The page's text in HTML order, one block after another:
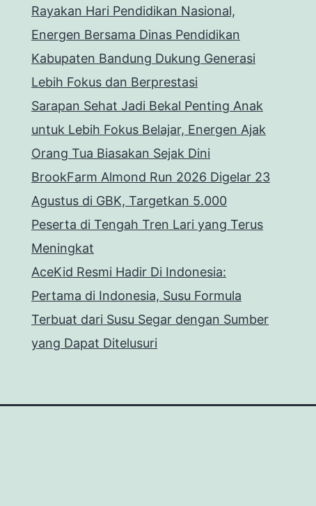
Rayakan Hari Pendidikan Nasional,
Energen Bersama Dinas Pendidikan
Kabupaten Bandung Dukung Generasi
Lebih Fokus dan Berprestasi
Sarapan Sehat Jadi Bekal Penting Anak
untuk Lebih Fokus Belajar, Energen Ajak
Orang Tua Biasakan Sejak Dini
BrookFarm Almond Run 2026 Digelar 23
Agustus di GBK, Targetkan 5.000
Peserta di Tengah Tren Lari yang Terus
Meningkat
AceKid Resmi Hadir Di Indonesia:
Pertama di Indonesia, Susu Formula
Terbuat dari Susu Segar dengan Sumber
yang Dapat Ditelusuri